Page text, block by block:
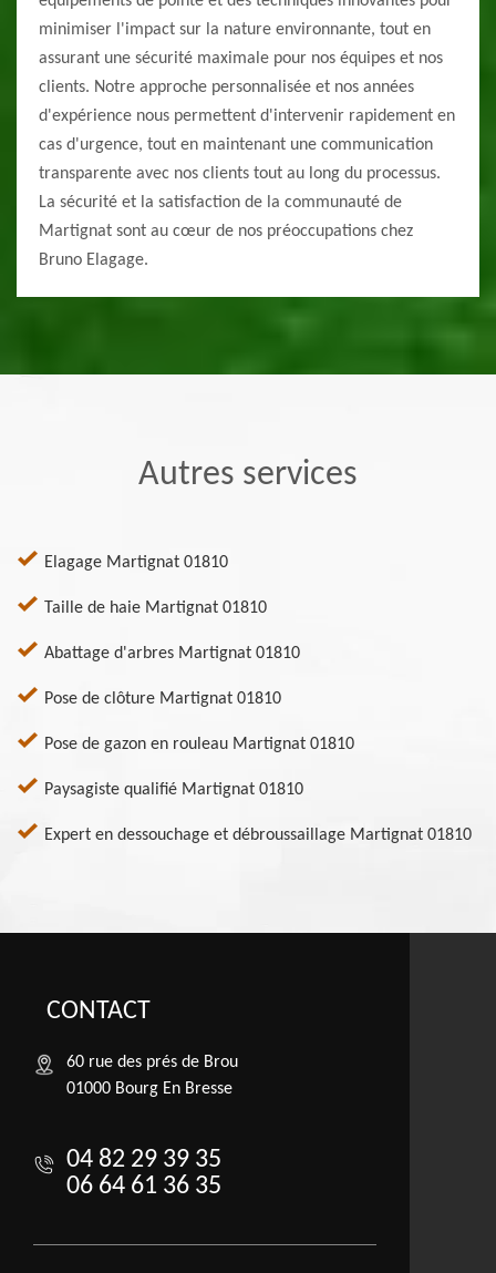
minimiser l'impact sur la nature environnante, tout en
assurant une sécurité maximale pour nos équipes et nos
clients. Notre approche personnalisée et nos années
d'expérience nous permettent d'intervenir rapidement en
cas d'urgence, tout en maintenant une communication
transparente avec nos clients tout au long du processus.
La sécurité et la satisfaction de la communauté de
Martignat sont au cœur de nos préoccupations chez
Bruno Elagage.
Autres services
Elagage Martignat 01810
Taille de haie Martignat 01810
Abattage d'arbres Martignat 01810
Pose de clôture Martignat 01810
Pose de gazon en rouleau Martignat 01810
Paysagiste qualifié Martignat 01810
Expert en dessouchage et débroussaillage Martignat 01810
CONTACT
60 rue des prés de Brou
01000 Bourg En Bresse
04 82 29 39 35
06 64 61 36 35